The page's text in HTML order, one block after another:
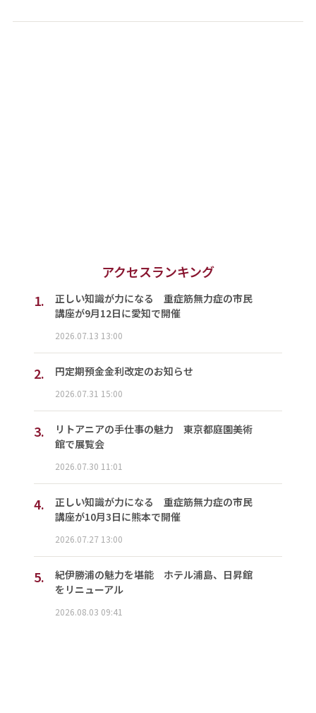
アクセスランキング
1.
正しい知識が力になる 重症筋無力症の市民
講座が9月12日に愛知で開催
2026.07.13 13:00
2. 円定期預金金利改定のお知らせ
2026.07.31 15:00
3.
リトアニアの手仕事の魅力 東京都庭園美術
館で展覧会
2026.07.30 11:01
4.
正しい知識が力になる 重症筋無力症の市民
講座が10月3日に熊本で開催
2026.07.27 13:00
5.
紀伊勝浦の魅力を堪能 ホテル浦島、日昇館
をリニューアル
2026.08.03 09:41